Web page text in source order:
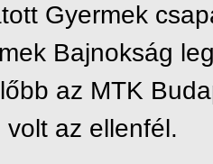
Gyermek
Bajnokság
az MTK
az ellenfél.